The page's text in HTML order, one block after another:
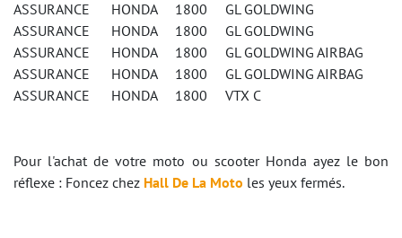
ASSURANCE HONDA 1800 GL GOLDWING
ASSURANCE HONDA 1800 GL GOLDWING
ASSURANCE HONDA 1800 GL GOLDWING AIRBAG
ASSURANCE HONDA 1800 GL GOLDWING AIRBAG
ASSURANCE HONDA 1800 VTX C
Pour l'achat de votre moto ou scooter Honda ayez le bon
réflexe : Foncez chez Hall De La Moto les yeux fermés.